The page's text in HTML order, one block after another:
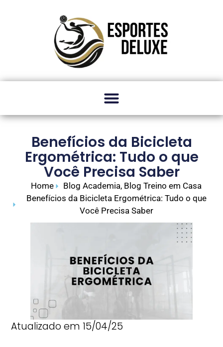
Benefícios da Bicicleta
Ergométrica: Tudo o que
Você Precisa Saber
Home Blog Academia, Blog Treino em Casa
Benefícios da Bicicleta Ergométrica: Tudo o que
Você Precisa Saber
Atualizado em 15/04/25